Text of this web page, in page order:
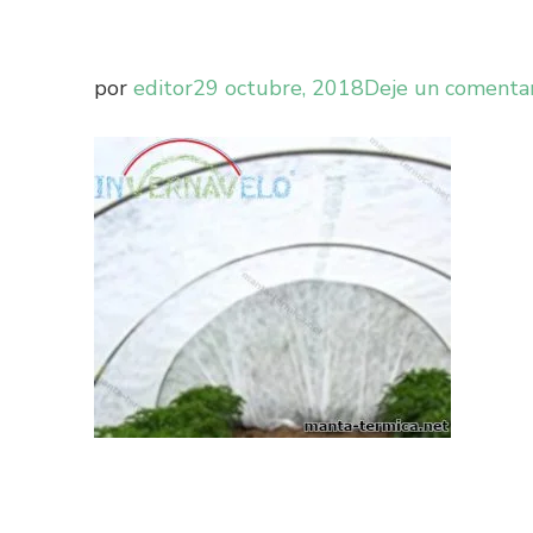
por editor29 octubre, 2018Deje un